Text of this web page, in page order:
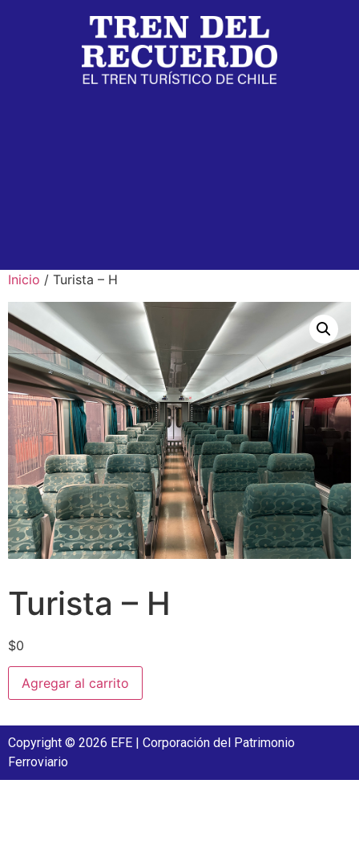
Inicio / Turista – H
Turista – H
$0
Agregar al carrito
Copyright © 2026 EFE | Corporación del Patrimonio
Ferroviario